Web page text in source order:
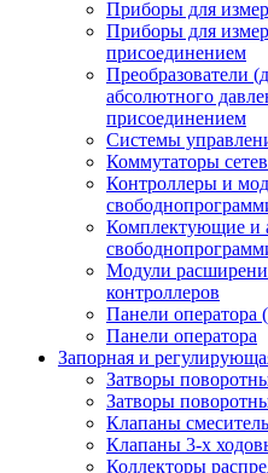
Приборы для
Приборы для
присоединением
Преобразователи
абсолютного
присоединением
Системы
Коммутаторы
Контроллеры и
Комплектующие и
Модули
контроллеров
Панели оператора
Панели оператора
Запорная и
Затворы
Затворы
Клапаны
Клапаны 3-х
Коллекторы